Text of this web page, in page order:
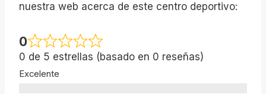
nuestra web acerca de este centro deportivo:
0
0 de 5 estrellas (basado en 0 reseñas)
Excelente